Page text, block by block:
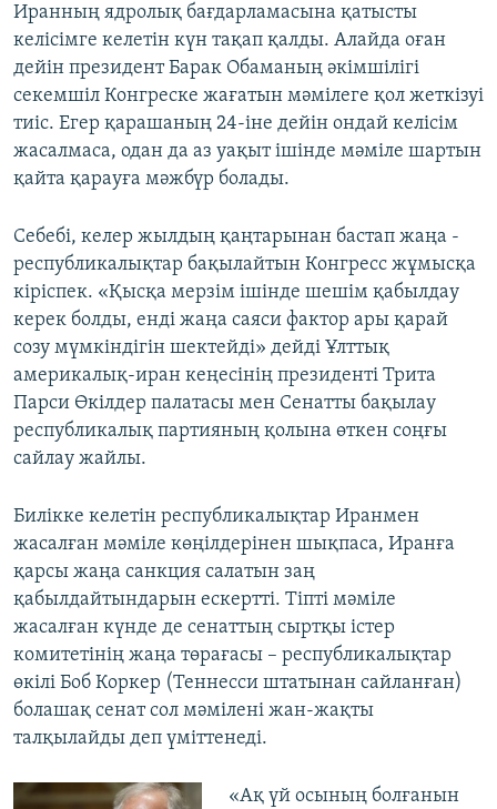
Иранның ядролық бағдарламасына қатысты
келісімге келетін күн тақап қалды. Алайда оған
дейін президент Барак Обаманың әкімшілігі
секемшіл Конгреске жағатын мәмілеге қол жеткізуі
тиіс. Егер қарашаның 24-іне дейін ондай келісім
жасалмаса, одан да аз уақыт ішінде мәміле шартын
қайта қарауға мәжбүр болады.
Себебі, келер жылдың қаңтарынан бастап жаңа -
республикалықтар бақылайтын Конгресс жұмысқа
кіріспек. «Қысқа мерзім ішінде шешім қабылдау
керек болды, енді жаңа саяси фактор ары қарай
созу мүмкіндігін шектейді» дейді Ұлттық
америкалық-иран кеңесінің президенті Трита
Парси Өкілдер палатасы мен Сенатты бақылау
республикалық партияның қолына өткен соңғы
сайлау жайлы.
Билікке келетін республикалықтар Иранмен
жасалған мәміле көңілдерінен шықпаса, Иранға
қарсы жаңа санкция салатын заң
қабылдайтындарын ескертті. Тіпті мәміле
жасалған күнде де сенаттың сыртқы істер
комитетінің жаңа төрағасы – республикалықтар
өкілі Боб Коркер (Теннесси штатынан сайланған)
болашақ сенат сол мәмілені жан-жақты
талқылайды деп үміттенеді.
«Ақ үй осының болғанын